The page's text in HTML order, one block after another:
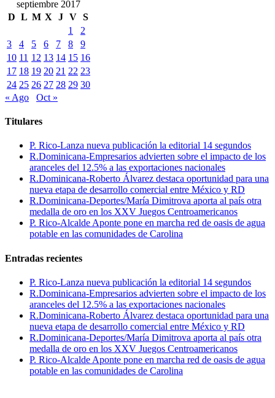
septiembre 2017
D L M X J V S
1
2
3
4 5 6 7 8
9
10 11 12 13 14 15 16
17 18 19 20 21 22 23
24 25 26 27 28 29 30
« Ago
Oct »
Titulares
P. Rico-Lanza nueva publicación la editorial 14 segundos
R.Dominicana-Empresarios advierten sobre el impacto de los
aranceles del 12.5% a las exportaciones nacionales
R.Dominicana-Roberto Álvarez destaca oportunidad para una
nueva etapa de desarrollo comercial entre México y RD
R.Dominicana-Deportes/María Dimitrova aporta al país otra
medalla de oro en los XXV Juegos Centroamericanos
P. Rico-Alcalde Aponte pone en marcha red de oasis de agua
potable en las comunidades de Carolina
Entradas recientes
P. Rico-Lanza nueva publicación la editorial 14 segundos
R.Dominicana-Empresarios advierten sobre el impacto de los
aranceles del 12.5% a las exportaciones nacionales
R.Dominicana-Roberto Álvarez destaca oportunidad para una
nueva etapa de desarrollo comercial entre México y RD
R.Dominicana-Deportes/María Dimitrova aporta al país otra
medalla de oro en los XXV Juegos Centroamericanos
P. Rico-Alcalde Aponte pone en marcha red de oasis de agua
potable en las comunidades de Carolina